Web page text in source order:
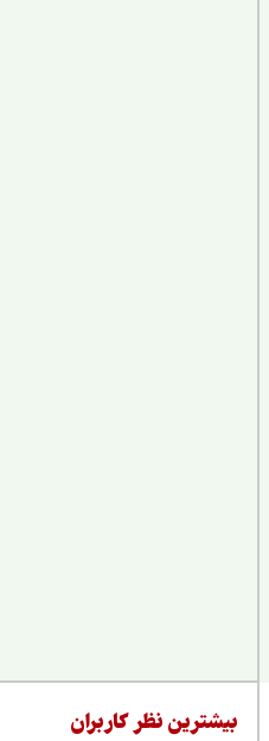
نظر کاربران